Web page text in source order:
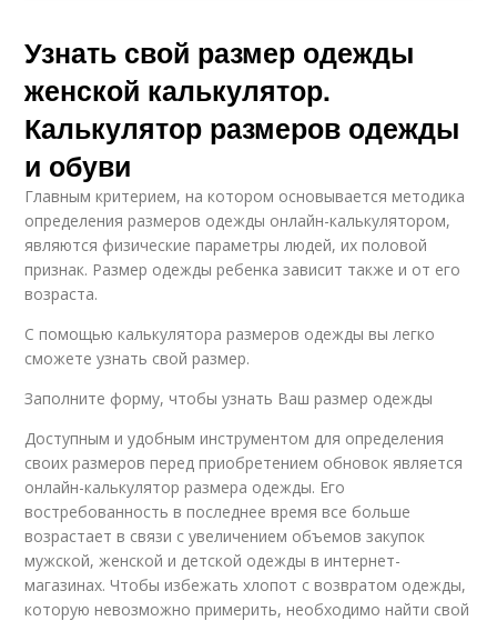
Узнать свой размер одежды
женской калькулятор.
Калькулятор размеров одежды
и обуви
Главным критерием, на котором основывается методика
определения размеров одежды онлайн-калькулятором,
являются физические параметры людей, их половой
признак. Размер одежды ребенка зависит также и от его
возраста.
С помощью калькулятора размеров одежды вы легко
сможете узнать свой размер.
Заполните форму, чтобы узнать Ваш размер одежды
Доступным и удобным инструментом для определения
своих размеров перед приобретением обновок является
онлайн-калькулятор размера одежды. Его
востребованность в последнее время все больше
возрастает в связи с увеличением объемов закупок
мужской, женской и детской одежды в интернет-
магазинах. Чтобы избежать хлопот с возвратом одежды,
которую невозможно примерить, необходимо найти свой